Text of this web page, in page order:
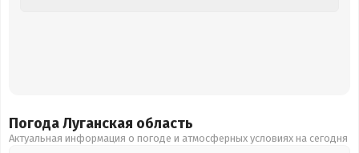
Погода Луганская область
Актуальная информация о погоде и атмосферных условиях на сегодня